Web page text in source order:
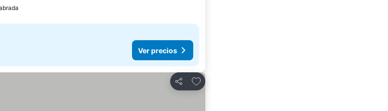
Ver precios
Compartir
Añadir a favoritos